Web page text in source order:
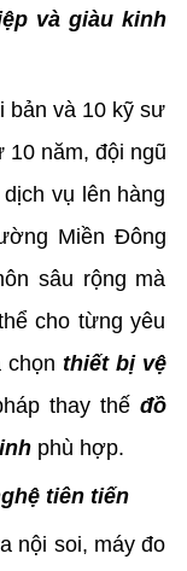
và giàu kinh
bản và 10 kỹ sư
10 năm, đội ngũ
vụ lên hàng
Miền Đông
sâu rộng mà
cho từng yêu
chọn thiết bị vệ
thay thế đồ
phù hợp.
tiên tiến
nội soi, máy đo